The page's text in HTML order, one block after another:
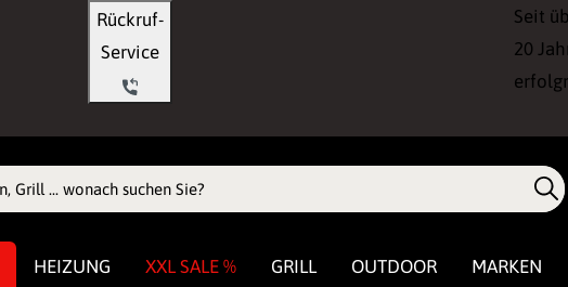
Rückruf-
Seit
20
HEIZUNG XXL SALE % GRILL OUTDOOR MARKEN